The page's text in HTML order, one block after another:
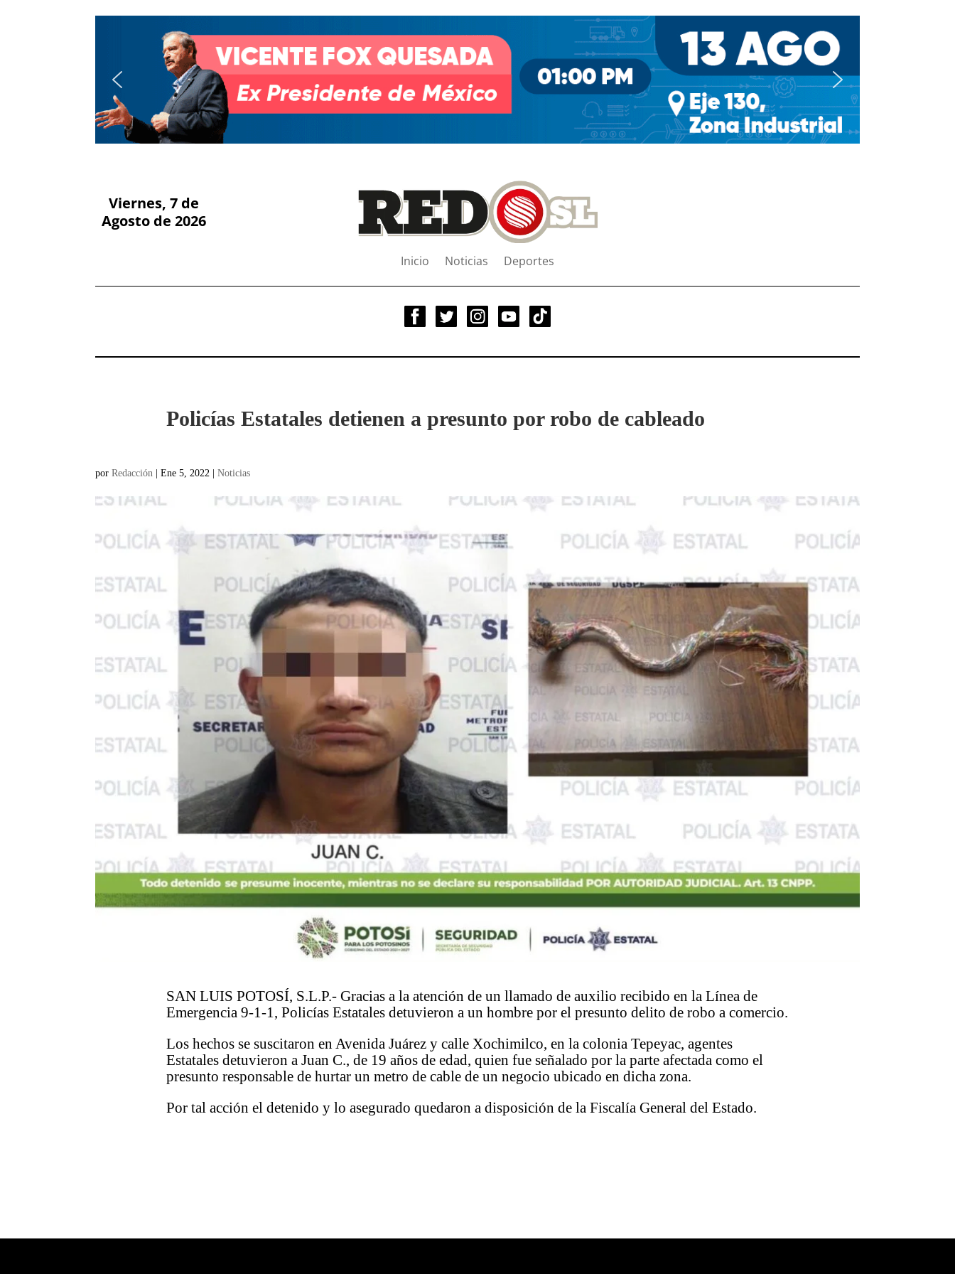
Viernes, 7 de
Agosto de 2026
Inicio Noticias Deportes
Policías Estatales detienen a presunto por robo de cableado
porRedacción |Ene 5, 2022 |Noticias
SAN LUIS POTOSÍ, S.L.P.- Gracias a la atención de un llamado de auxilio recibido en la Línea de
Emergencia 9-1-1, Policías Estatales detuvieron a un hombre por el presunto delito de robo a comercio.
Los hechos se suscitaron en Avenida Juárez y calle Xochimilco, en la colonia Tepeyac, agentes
Estatales detuvieron a Juan C., de 19 años de edad, quien fue señalado por la parte afectada como el
presunto responsable de hurtar un metro de cable de un negocio ubicado en dicha zona.
Por tal acción el detenido y lo asegurado quedaron a disposición de la Fiscalía General del Estado.